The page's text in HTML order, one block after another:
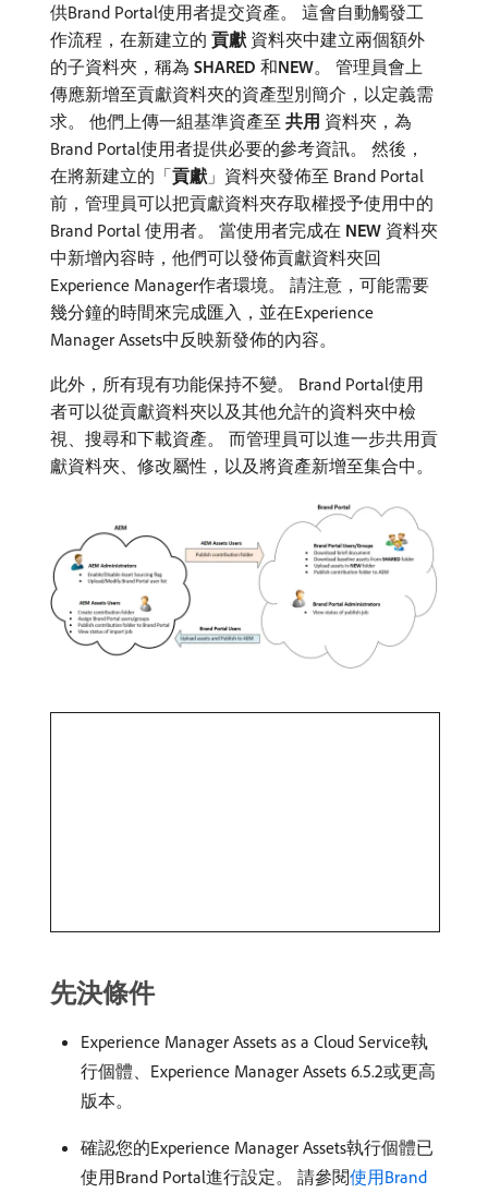
供Brand Portal使用者提交資產。 這會自動觸發工
作流程，在新建立的​ 貢獻 ​資料夾中建立兩個額外
的子資料夾，稱為​ SHARED ​和​NEW。 管理員會上
傳應新增至貢獻資料夾的資產型別簡介，以定義需
求。 他們上傳一組基準資產至​ 共用 ​資料夾，為
Brand Portal使用者提供必要的參考資訊。 然後，
在將新建立的「貢獻 」資料夾發佈至 Brand Portal
前，管理員可以把貢獻資料夾存取權授予使用中的
Brand Portal 使用者。 當使用者完成在​ NEW ​資料夾
中新增內容時，他們可以發佈貢獻資料夾回
Experience Manager作者環境。 請注意，可能需要
幾分鐘的時間來完成匯入，並在Experience
Manager Assets中反映新發佈的內容。
此外，所有現有功能保持不變。 Brand Portal使用
者可以從貢獻資料夾以及其他允許的資料夾中檢
視、搜尋和下載資產。 而管理員可以進一步共用貢
獻資料夾、修改屬性，以及將資產新增至集合中。
先決條件
Experience Manager Assets as a Cloud Service執
行個體、Experience Manager Assets 6.5.2或更高
版本。
確認您的Experience Manager Assets執行個體已
使用Brand Portal進行設定。 請參閱使用Brand